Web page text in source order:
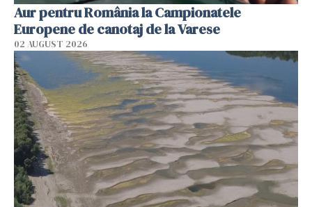
Aur pentru România la Campionatele
Europene de canotaj de la Varese
02 AUGUST 2026